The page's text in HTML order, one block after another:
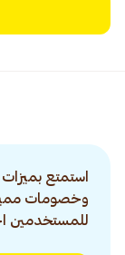
استمتع
وخصومات
للمستخدمين